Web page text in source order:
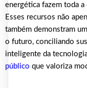
energética fazem toda
Esses recursos não
também demonstram
o futuro, conciliando
inteligente da
público que valoriza